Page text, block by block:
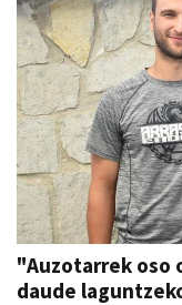
"Auzotarrek oso
daude